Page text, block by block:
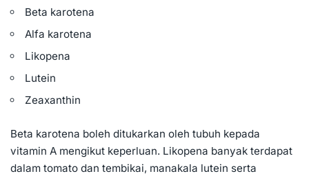
Beta karotena
Alfa karotena
Likopena
Lutein
Zeaxanthin
Beta karotena boleh ditukarkan oleh tubuh kepada
vitamin A mengikut keperluan. Likopena banyak terdapat
dalam tomato dan tembikai, manakala lutein serta